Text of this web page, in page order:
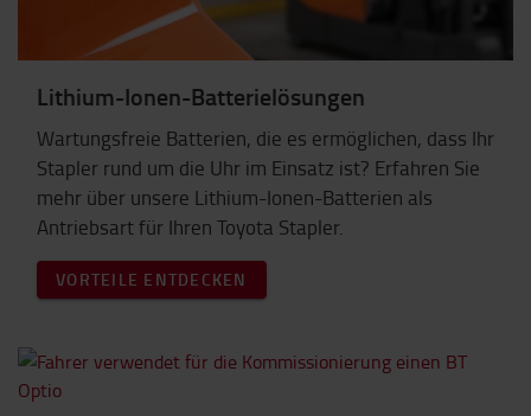
Lithium-Ionen-Batterielösungen
Wartungsfreie Batterien, die es ermöglichen, dass Ihr
Stapler rund um die Uhr im Einsatz ist? Erfahren Sie
mehr über unsere Lithium-Ionen-Batterien als
Antriebsart für Ihren Toyota Stapler.
VORTEILE ENTDECKEN